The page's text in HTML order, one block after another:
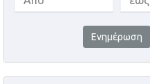
Ενημέρωση